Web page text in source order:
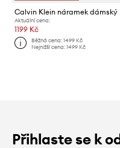
Calvin Klein náramek dámský
Aktuální cena:
1199 Kč
Běžná cena:1499 Kč
Nejnižší cena:1499 Kč
Přihlaste se k